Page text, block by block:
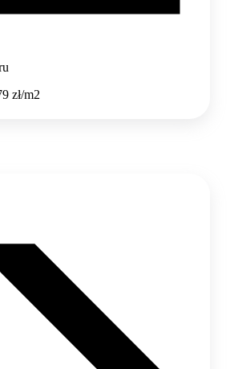
zł/m2